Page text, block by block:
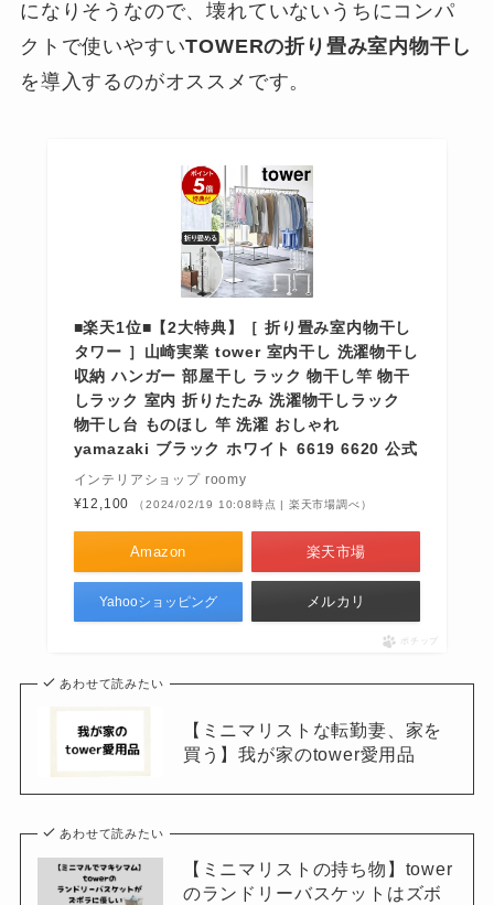
になりそうなので、壊れていないうちにコンパ
クトで使いやすいTOWERの折り畳み室内物干し
を導入するのがオススメです。
■楽天1位■【2大特典】［ 折り畳み室内物干し
タワー ］山崎実業 tower 室内干し 洗濯物干し
収納 ハンガー 部屋干し ラック 物干し竿 物干
しラック 室内 折りたたみ 洗濯物干しラック
物干し台 ものほし 竿 洗濯 おしゃれ
yamazaki ブラック ホワイト 6619 6620 公式
インテリアショップ roomy
¥12,100
（2024/02/19 10:08時点 | 楽天市場調べ）
Amazon 楽天市場
Yahooショッピング メルカリ
ポチップ
あわせて読みたい
【ミニマリストな転勤妻、家を
買う】我が家のtower愛用品
あわせて読みたい
【ミニマリストの持ち物】tower
のランドリーバスケットはズボ